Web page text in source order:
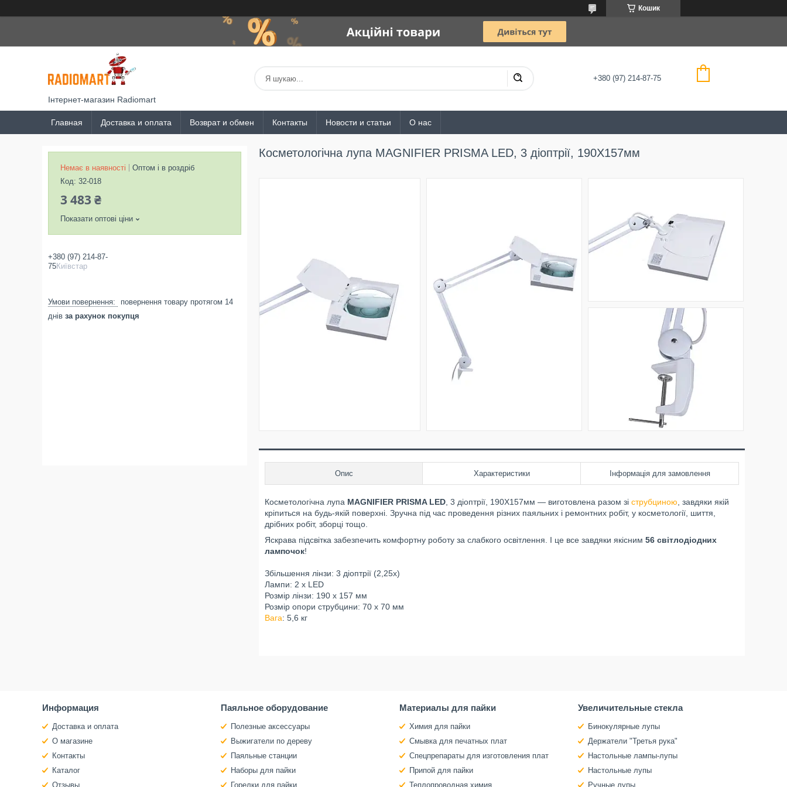
Кошик
Інтернет-магазин Radiomart
+380 (97) 214-87-75
Главная Доставка и оплата Возврат и обмен Контакты Новости и статьи О нас
Косметологічна лупа MAGNIFIER PRISMA LED, 3 діоптрії, 190X157мм
Опис Характеристики Інформація для замовлення
Косметологічна лупа MAGNIFIER PRISMA LED , 3 діоптрії, 190X157мм — виготовлена разом зі струбциною , завдяки якій
кріпиться на будь-якій поверхні. Зручна під час проведення різних паяльних і ремонтних робіт, у косметології, шиття,
дрібних робіт, зборці тощо.
Яскрава підсвітка забезпечить комфортну роботу за слабкого освітлення. І це все завдяки якісним 56 світлодіодних
лампочок!
Збільшення лінзи: 3 діоптрії (2,25x)
Лампи: 2 х LED
Розмір лінзи: 190 х 157 мм
Розмір опори струбцини: 70 х 70 мм
Вага: 5,6 кг
Немає в наявності
Оптом і в роздріб
Код: 32-018
3 483 ₴
Показати оптові ціни
+380 (97) 214-87-
75Київстар
повернення товару протягом 14
днів за рахунок покупця
Информация
Доставка и оплата
О магазине
Контакты
Каталог
Отзывы
Паяльное оборудование
Полезные аксессуары
Выжигатели по дереву
Паяльные станции
Наборы для пайки
Горелки для пайки
Материалы для пайки
Химия для пайки
Смывка для печатных плат
Спецпрепараты для изготовления плат
Припой для пайки
Теплопроводная химия
Увеличительные стекла
Бинокулярные лупы
Держатели "Третья рука"
Настольные лампы-лупы
Настольные лупы
Ручные лупы